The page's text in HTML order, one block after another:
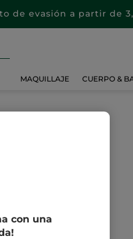
de evasión a partir de
MAQUILLAJE CUERPO &
con una